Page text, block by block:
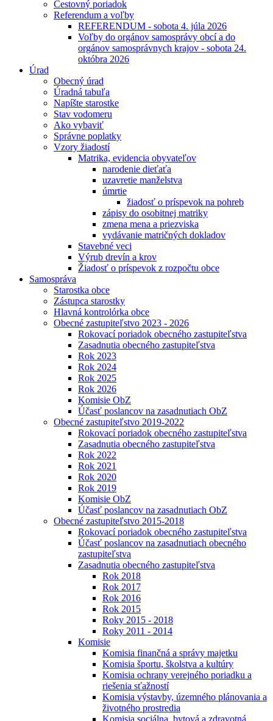
Cestovný poriadok
Referendum a voľby
REFERENDUM - sobota 4. júla 2026
Voľby do orgánov samosprávy obcí a do
orgánov samosprávnych krajov - sobota 24.
októbra 2026
Úrad
Obecný úrad
Úradná tabuľa
Napíšte starostke
Stav vodomeru
Ako vybaviť
Správne poplatky
Vzory žiadostí
Matrika, evidencia obyvateľov
narodenie dieťaťa
uzavretie manželstva
úmrtie
žiadosť o príspevok na pohreb
zápisy do osobitnej matriky
zmena mena a priezviska
vydávanie matričných dokladov
Stavebné veci
Výrub drevín a krov
Žiadosť o príspevok z rozpočtu obce
Samospráva
Starostka obce
Zástupca starostky
Hlavná kontrolórka obce
Obecné zastupiteľstvo 2023 - 2026
Rokovací poriadok obecného zastupiteľstva
Zasadnutia obecného zastupiteľstva
Rok 2023
Rok 2024
Rok 2025
Rok 2026
Komisie ObZ
Účasť poslancov na zasadnutiach ObZ
Obecné zastupiteľstvo 2019-2022
Rokovací poriadok obecného zastupiteľstva
Zasadnutia obecného zastupiteľstva
Rok 2022
Rok 2021
Rok 2020
Rok 2019
Komisie ObZ
Účasť poslancov na zasadnutiach ObZ
Obecné zastupiteľstvo 2015-2018
Rokovací poriadok obecného zastupiteľstva
Účasť poslancov na zasadnutiach obecného
zastupiteľstva
Zasadnutia obecného zastupiteľstva
Rok 2018
Rok 2017
Rok 2016
Rok 2015
Roky 2015 - 2018
Roky 2011 - 2014
Komisie
Komisia finančná a správy majetku
Komisia športu, školstva a kultúry
Komisia ochrany verejného poriadku a
riešenia sťažností
Komisia výstavby, územného plánovania a
životného prostredia
Komisia sociálna, bytová a zdravotná